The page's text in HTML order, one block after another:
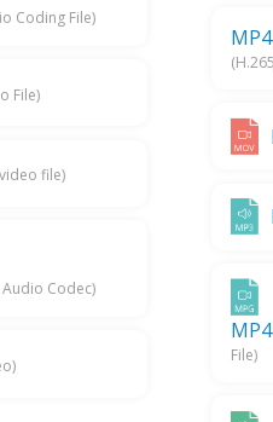
Coding File)
File)
file)
Audio Codec)
File)